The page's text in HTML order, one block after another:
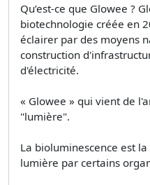
Qu’est-ce que Glowee ?
biotechnologie créée en
éclairer par des moyens
construction
d'électricité.
« Glowee » qui vient de
"lumière".
La bioluminescence est
lumière par certains